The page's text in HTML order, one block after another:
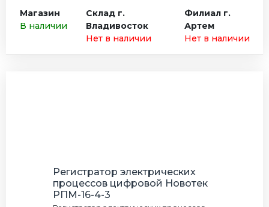
Магазин
В наличии
Склад г.
Владивосток
Нет в наличии
Филиал г.
Артем
Нет в наличии
Регистратор электрических
процессов цифровой Новотек
РПМ-16-4-3